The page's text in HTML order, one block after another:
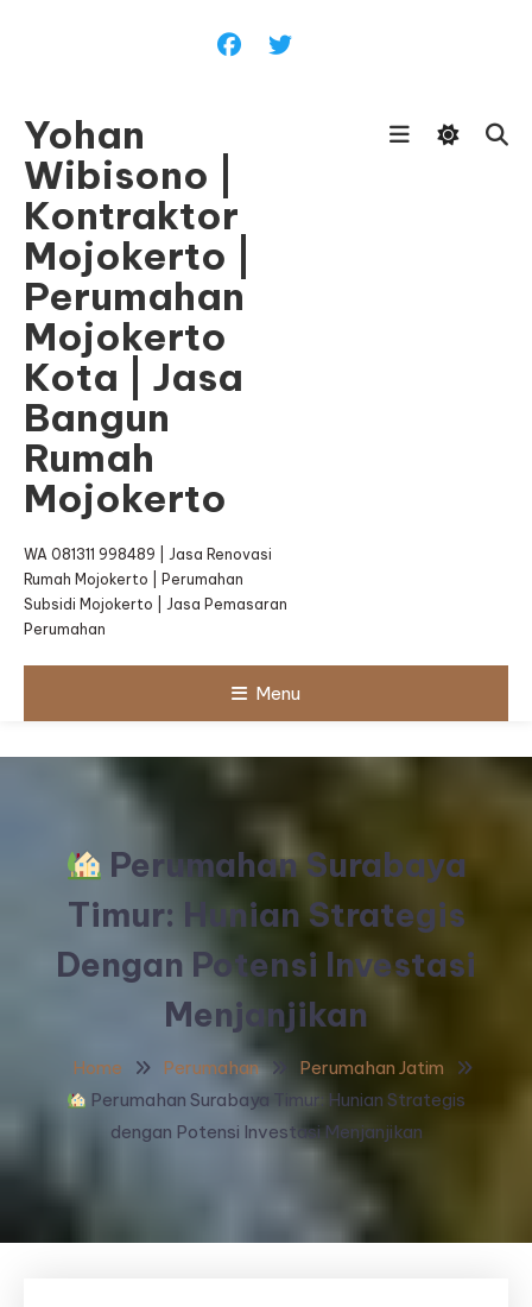
Yohan
Wibisono |
Kontraktor
Mojokerto |
Perumahan
Mojokerto
Kota | Jasa
Bangun
Rumah
Mojokerto
WA 081311 998489 | Jasa Renovasi
Rumah Mojokerto | Perumahan
Subsidi Mojokerto | Jasa Pemasaran
Perumahan
Menu
Perumahan Surabaya
Timur: Hunian Strategis
Dengan Potensi Investasi
Menjanjikan
Home Perumahan
Perumahan Jatim
Perumahan Surabaya Timur: Hunian Strategis
dengan Potensi Investasi Menjanjikan